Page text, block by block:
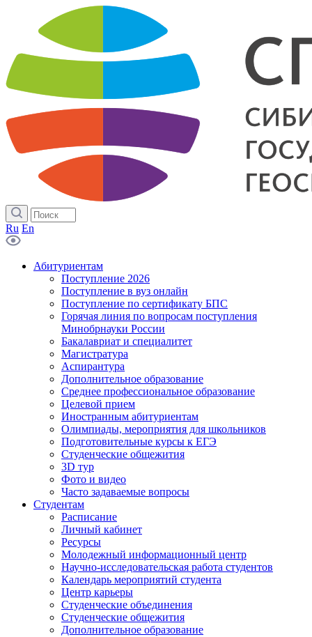
Ru En
Абитуриентам
Поступление 2026
Поступление в вуз онлайн
Поступление по сертификату БПС
Горячая линия по вопросам поступления
Минобрнауки России
Бакалавриат и специалитет
Магистратура
Аспирантура
Дополнительное образование
Среднее профессиональное образование
Целевой прием
Иностранным абитуриентам
Олимпиады, мероприятия для школьников
Подготовительные курсы к ЕГЭ
Студенческие общежития
3D тур
Фото и видео
Часто задаваемые вопросы
Студентам
Расписание
Личный кабинет
Ресурсы
Молодежный информационный центр
Научно-исследовательская работа студентов
Календарь мероприятий студента
Центр карьеры
Студенческие объединения
Студенческие общежития
Дополнительное образование